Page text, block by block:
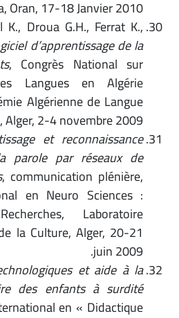
Oran, 17-18 Janvier 2010.
K., Droua G.H., Ferrat K.,
d’apprentissage de la
, Congrès National sur
Langues en Algérie
Algérienne de Langue
Alger, 2-4 novembre 2009.
et reconnaissance
parole par réseaux de
, communication plénière,
en Neuro Sciences :
Laboratoire
la Culture, Alger, 20-21
juin 2009.
et aide à la
des enfants à surdité
en « Didactique